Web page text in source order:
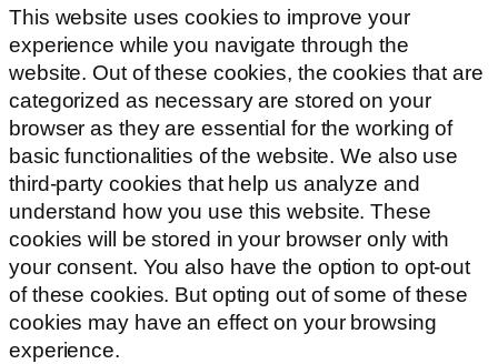
This website uses cookies to improve your
experience while you navigate through the
website. Out of these cookies, the cookies that are
categorized as necessary are stored on your
browser as they are essential for the working of
basic functionalities of the website. We also use
third-party cookies that help us analyze and
understand how you use this website. These
cookies will be stored in your browser only with
your consent. You also have the option to opt-out
of these cookies. But opting out of some of these
cookies may have an effect on your browsing
experience.